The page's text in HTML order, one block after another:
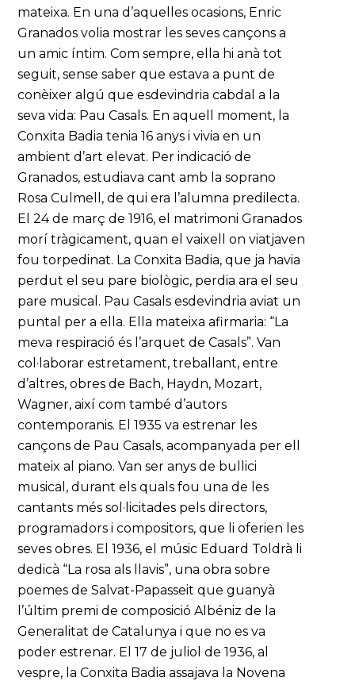
mateixa. En una d’aquelles ocasions, Enric
Granados volia mostrar les seves cançons a
un amic íntim. Com sempre, ella hi anà tot
seguit, sense saber que estava a punt de
conèixer algú que esdevindria cabdal a la
seva vida: Pau Casals. En aquell moment, la
Conxita Badia tenia 16 anys i vivia en un
ambient d’art elevat. Per indicació de
Granados, estudiava cant amb la soprano
Rosa Culmell, de qui era l’alumna predilecta.
El 24 de març de 1916, el matrimoni Granados
morí tràgicament, quan el vaixell on viatjaven
fou torpedinat. La Conxita Badia, que ja havia
perdut el seu pare biològic, perdia ara el seu
pare musical. Pau Casals esdevindria aviat un
puntal per a ella. Ella mateixa afirmaria: “La
meva respiració és l’arquet de Casals”. Van
col·laborar estretament, treballant, entre
d’altres, obres de Bach, Haydn, Mozart,
Wagner, així com també d’autors
contemporanis. El 1935 va estrenar les
cançons de Pau Casals, acompanyada per ell
mateix al piano. Van ser anys de bullici
musical, durant els quals fou una de les
cantants més sol·licitades pels directors,
programadors i compositors, que li oferien les
seves obres. El 1936, el músic Eduard Toldrà li
dedicà “La rosa als llavis”, una obra sobre
poemes de Salvat-Papasseit que guanyà
l’últim premi de composició Albéniz de la
Generalitat de Catalunya i que no es va
poder estrenar. El 17 de juliol de 1936, al
vespre, la Conxita Badia assajava la Novena